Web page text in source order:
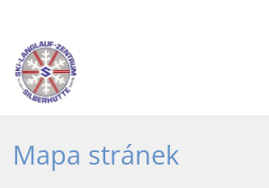
STŘEDISKO PRO SPORT
ČAS
Mapa stránek